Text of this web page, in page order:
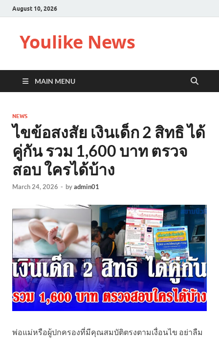
August 10, 2026
Youlike News
MAIN MENU
NEWS
ไขข้อสงสัย เงินเด็ก 2 สิทธิ ได้
คู่กัน รวม 1,600 บาท ตรวจ
สอบ ใครได้บ้าง
March 24, 2026 - byadmin01
พ่อแม่หรือผู้ปกครองที่มีคุณสมบัติตรงตามเงื่อนไข อย่าลืม